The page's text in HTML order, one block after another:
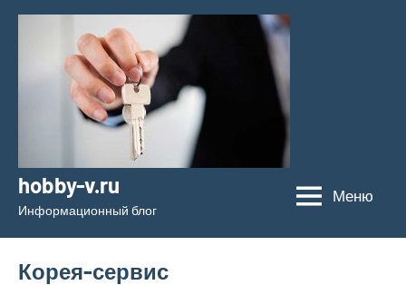
Перейти
содержимому
hobby-v.ru
Информационный блог
Меню
Корея-сервис